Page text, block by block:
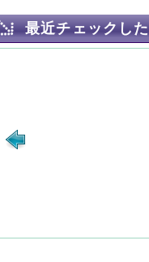
最近チェックし